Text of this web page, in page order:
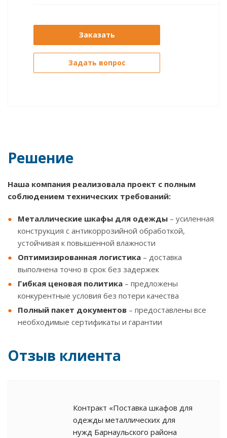
Заказать
Задать вопрос
Решение
Наша компания реализовала проект с полным
соблюдением технических требований:
Металлические шкафы для одежды – усиленная
конструкция с антикоррозийной обработкой,
устойчивая к повышенной влажности
Оптимизированная логистика – доставка
выполнена точно в срок без задержек
Гибкая ценовая политика – предложены
конкурентные условия без потери качества
Полный пакет документов – предоставлены все
необходимые сертификаты и гарантии
Отзыв клиента
Контракт «Поставка шкафов для
одежды металлических для
нужд Барнаульского района